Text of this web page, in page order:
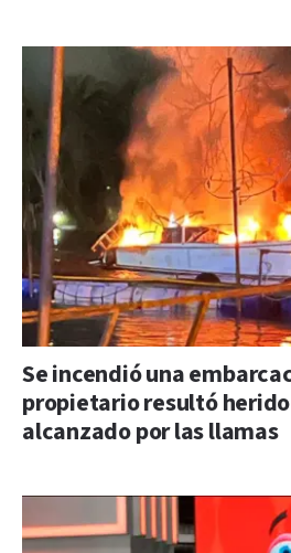
Se incendió una
propietario resultó
alcanzado por las llamas